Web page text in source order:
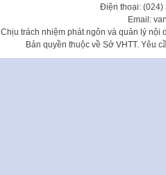
Điện thoại: (024)
Email:
Chịu trách nhiệm phát ngôn và quản lý nội
Bản quyền thuộc về Sở VHTT. Yêu